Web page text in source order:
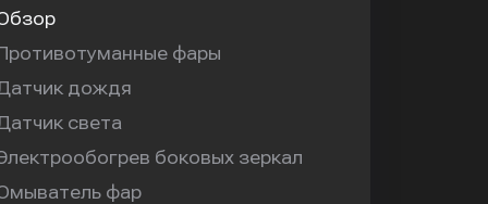
фары
дождя
света
боковых зеркал
фар